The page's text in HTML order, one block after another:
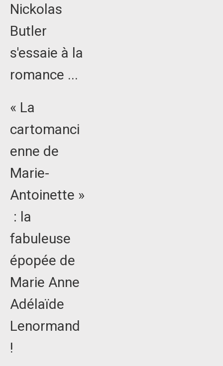
Nickolas
Butler
s'essaie à la
romance ...
« La
cartomanci
enne de
Marie-
Antoinette »
: la
fabuleuse
épopée de
Marie Anne
Adélaïde
Lenormand
!